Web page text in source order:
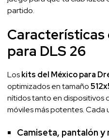
partido.
Características
para DLS 26
Loskits del México para
optimizados en tamaño
nítidos tanto en dispositivos
móviles más potentes. Cada
Camiseta, pantalón y